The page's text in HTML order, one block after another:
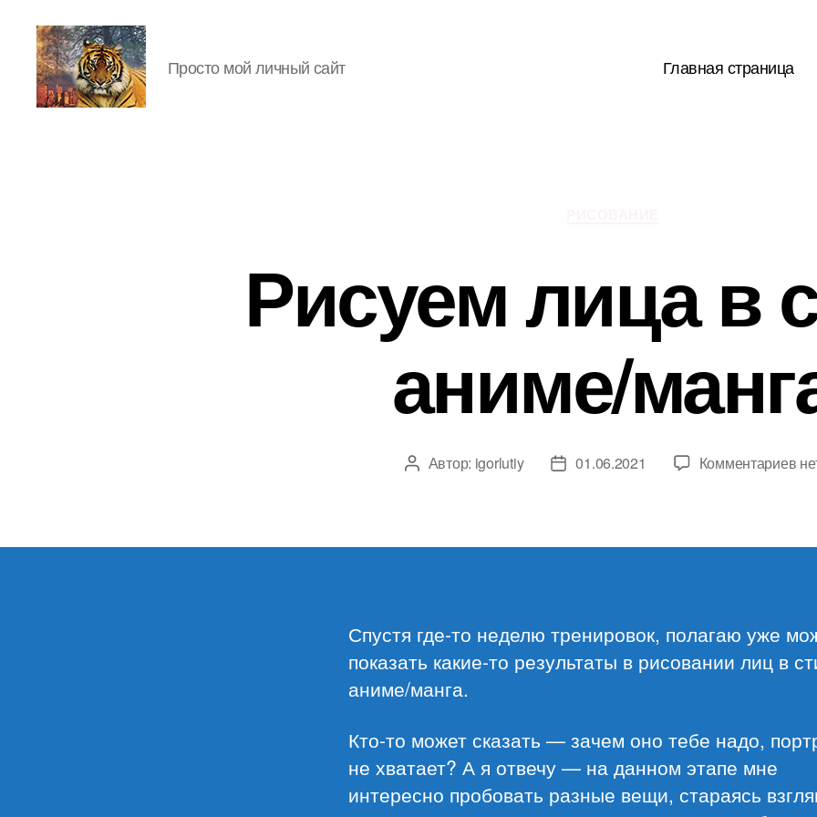
Просто мой личный сайт Главная страница
Рисуем лица в
аниме/
Автор
Автор: igorlutiy
Дата01.06.2021 Комментариевк
в
Спустя где-то неделю тренировок, полагаю уже
показать какие-то результаты в рисовании лиц в
аниме/манга.
Кто-то может сказать — зачем оно тебе надо,
не хватает? А я отвечу — на данном этапе мне
интересно пробовать разные вещи, стараясь